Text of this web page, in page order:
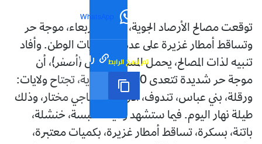
WhatsApp
رابط مختصر تم نسخ الرابط
توقعت مصالح الأرصاد الجوية، اليوم الأربعاء، موجة حر
وتساقط أمطار غزيرة على عدد من ولايات الوطن. وأفاد
تنبيه لذات المصالح، يحمل المستوى الأول (أصفر)، أن
موجة حر شديدة تتعدى 40 درجة مئوية، تجتاح ولايات:
ورقلة، بني عباس، تندوف، أدرار وبرج باجي مختار، وذلك
طيلة نهار اليوم. فيما ستشهد ولايات: تبسة، خنشلة،
باتنة، بسكرة، تساقط أمطار غزيرة، بكميات معتبرة،